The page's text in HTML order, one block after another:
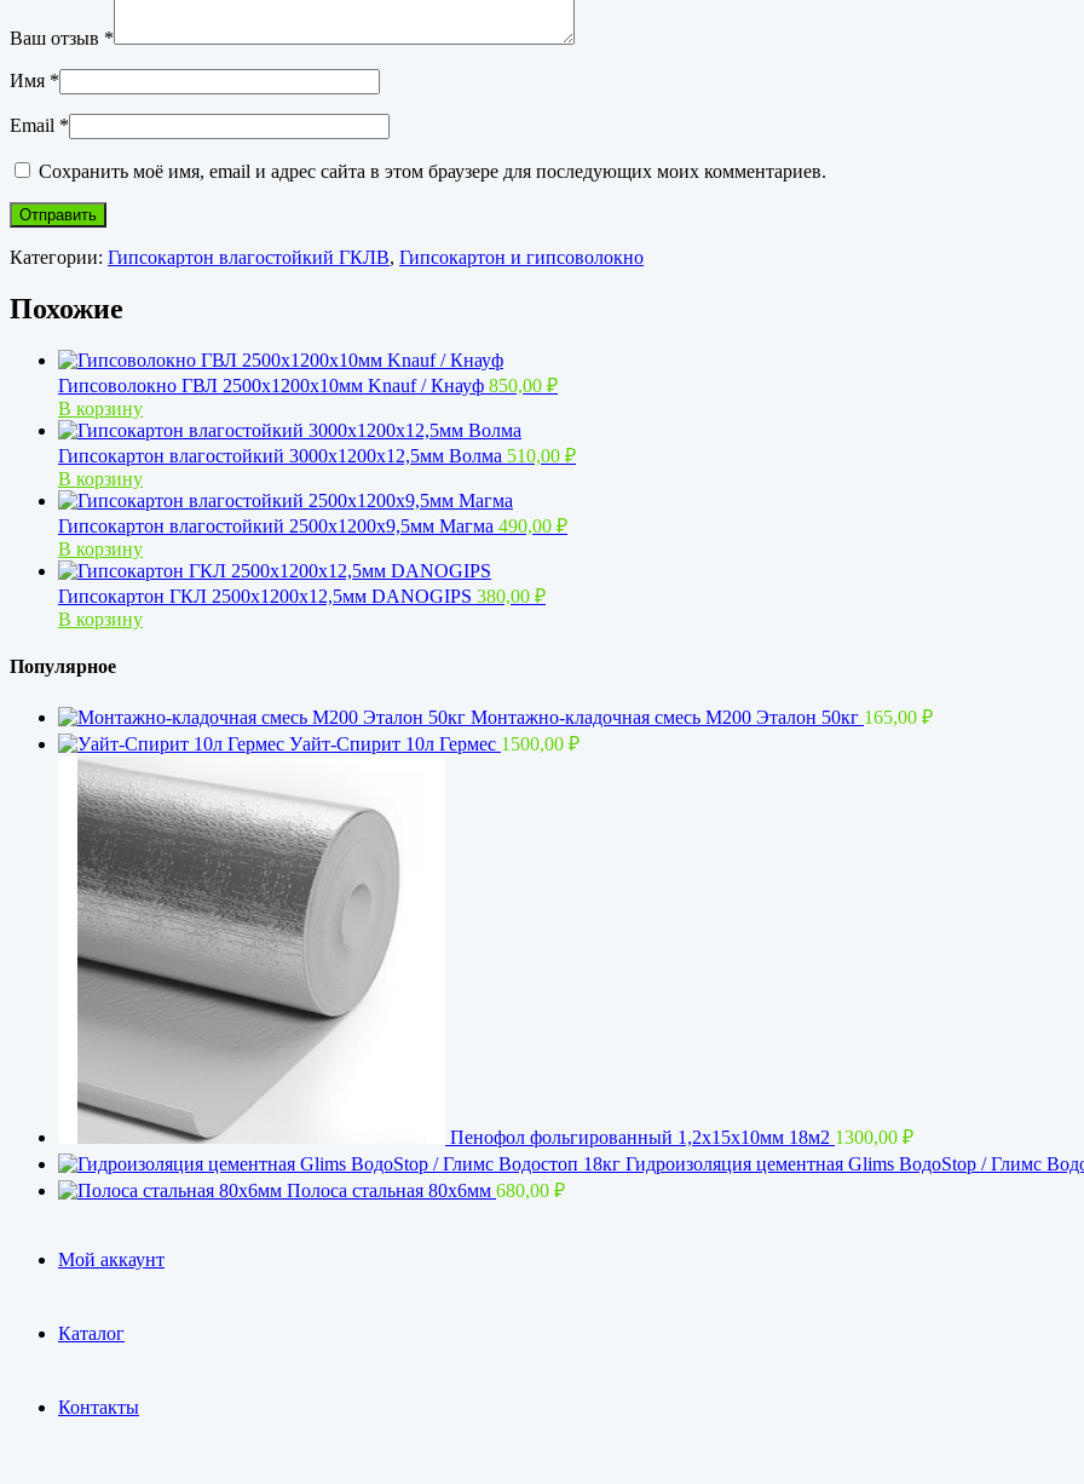
Ваш отзыв *
Имя *
Email *
Сохранить моё имя, email и адрес сайта в этом браузере для последующих моих комментариев.
Категории: Гипсокартон влагостойкий ГКЛВ, Гипсокартон и гипсоволокно
Похожие
Гипсоволокно ГВЛ 2500х1200х10мм Knauf / Кнауф 850,00 ₽
В корзину
Гипсокартон влагостойкий 3000x1200x12,5мм Волма 510,00 ₽
В корзину
Гипсокартон влагостойкий 2500x1200x9,5мм Магма 490,00 ₽
В корзину
Гипсокартон ГКЛ 2500х1200х12,5мм DANOGIPS 380,00 ₽
В корзину
Популярное
Монтажно-кладочная смесь М200 Эталон 50кг 165,00 ₽
Уайт-Спирит 10л Гермес 1500,00 ₽
Пенофол фольгированный 1,2x15х10мм 18м2 1300,00 ₽
Гидроизоляция цементная Glims BoдoStop / Глимс
Полоса стальная 80х6мм 680,00 ₽
Мой аккаунт
Каталог
Контакты